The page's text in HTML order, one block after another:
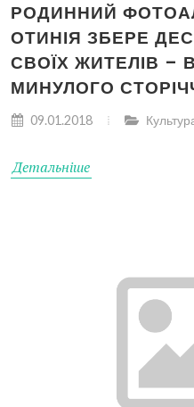
РОДИННИЙ
ОТИНІЯ ЗБЕРЕ
СВОЇХ ЖИТЕЛІВ –
МИНУЛОГО
09.01.2018
Детальніше